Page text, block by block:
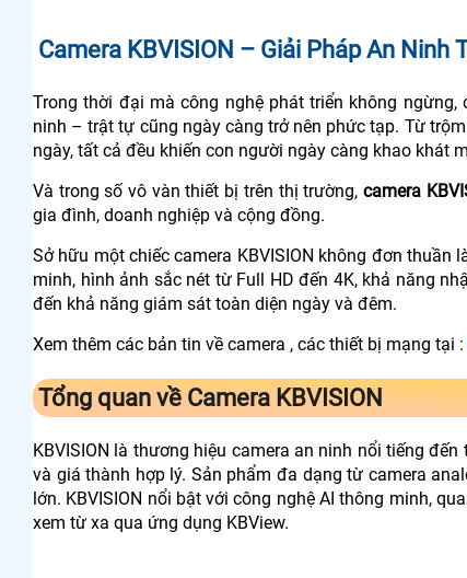
Camera KBVISION – Giải Pháp An Ninh
Trong thời đại mà công nghệ phát triển không
ninh – trật tự cũng ngày càng trở nên phức tạp. Từ
ngày, tất cả đều khiến con người ngày càng khao khát
Và trong số vô vàn thiết bị trên thị trường, camera
gia đình, doanh nghiệp và cộng đồng.
Sở hữu một chiếc camera KBVISION không đơn
minh, hình ảnh sắc nét từ Full HD đến 4K, khả năng
đến khả năng giám sát toàn diện ngày và đêm.
Xem thêm các bản tin về camera , các thiết bị mạng tại :
Tổng quan về Camera KBVISION
KBVISION là thương hiệu camera an ninh nổi tiếng
và giá thành hợp lý. Sản phẩm đa dạng từ camera
lớn. KBVISION nổi bật với công nghệ AI thông minh,
xem từ xa qua ứng dụng KBView.